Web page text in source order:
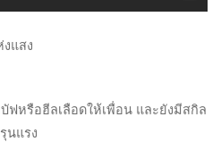
แสง
ฟหรือฮีลเลือดให้เพื่อน และยังมีสกิล
นแรง